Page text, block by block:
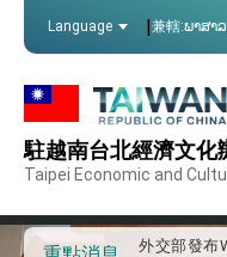
Language |兼轄:ພາສາ
駐越南台北經濟文化
Taipei Economic and
外交部重要
我國政府將
事處」，進
經驗為亞太
外交部發布